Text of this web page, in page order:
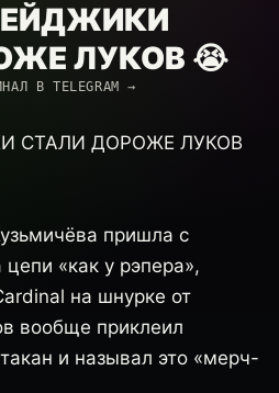
ЛУКОВ 😭
В TELEGRAM →
СТАЛИ ДОРОЖЕ ЛУКОВ
пришла с
«как у рэпера»,
на шнурке от
вообще приклеил
и называл это «мерч-